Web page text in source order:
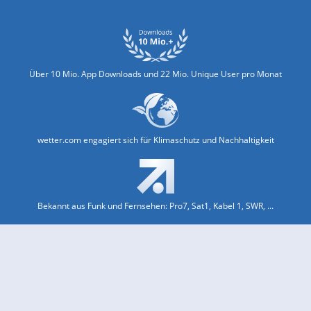
Über 10 Mio. App Downloads und 22 Mio. Unique User pro Monat
wetter.com engagiert sich für Klimaschutz und Nachhaltigkeit
Bekannt aus Funk und Fernsehen: Pro7, Sat1, Kabel 1, SWR, ...